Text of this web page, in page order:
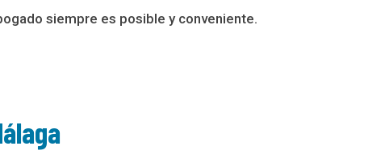
siempre es posible y conveniente.